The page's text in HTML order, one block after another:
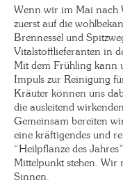
Wenn wir im Mai nach
zuerst auf die
Brennessel und
Vitalstofflieferanten in
Mit dem Frühling kann
Impuls zur Reinigung
Kräuter können uns
die ausleitend
Gemeinsam bereiten
eine kräftigendes und
“Heilpflanze des
Mittelpunkt stehen. Wir
Sinnen.